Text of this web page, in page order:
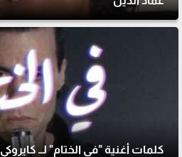
كلمات أغنية "في الختام" لــ كايروكي